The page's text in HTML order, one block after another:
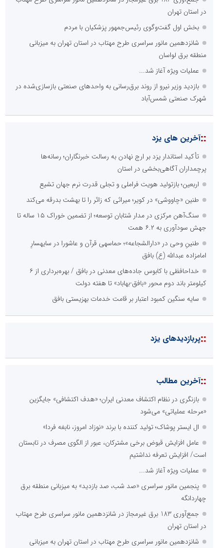
در استان تهران
بخش اول گفت‌وگوی رئیس‌جمهور پزشکیان با مردم
شانزدهمین مانور سراسری طرح مهتاب در استان تهران به میزبانی
منطقه برق لواسان
عملیات ویژه آغاز شد...
بازدید وزیر نیرو از روند برق‌رسانی به واحدهای صنعتی بازسازی‌شده در
شهرک صنعتی شمس‌آباد
::آخرین های یزد
تأکید استاندار یزد بر ارج نهادن به رسالت خبرنگاران؛ رسانه‌ها
پرچمداران آگاهی‌بخشی در استان
اربعین؛ بازتولید هویت فراملی و تجلی قدرت نرم جهان تشیع
طنین «چاووشی» در کویر؛ میراثی که زائر را تا بهشت بدرقه می‌کند
سنگ‌آهن مرکزی در مدار شتابان توسعه؛ از تضمین خوراک ۱۵ ساله تا
جهش سودآوری به ۶.۲ همت
طنینِ وحی در «دارالشجاعه»؛ حماسهی قرآن و عاشورا در سایهسارِ
امامزاده عبدالله (ع) بافق
خداحافظی با کابوس جاده‌های معدنی در بافق / بهره‌برداری از ۶
کیلومتر باند دوم محور «بافق-بهاباد» تا هفته دولت
سایه سنگین کمبود اعتبار بر قامت خدمات بهزیستی بافق
::پربازدیدهای یزد
::آخرین مطالب
بازنگری در نظام اکتشاف معدنی ایران؛ «هدف اکتشافی» جایگزین
«مرحله عملیاتی» می‌شود
ال ایستر پوشاک؛ تولید کننده با برند «نوزاد امروز، نابغه فردا»
عامل افزایش قبوض برخی مشترکان، عبور از الگوی مصرف در تابستان
است/ افزایش تعرفه نداشتیم
عملیات ویژه آغاز شد...
پنجمین مانور سراسری «صد شب، صد بازدید» به میزبانی منطقه برق
چهاردانگه
جمع‌آوری 183 برق غیرمجاز در شانزدهمین مانور سراسری طرح مهتاب
در استان تهران
شانزدهمین مانور سراسری طرح مهتاب در استان تهران به میزبانی